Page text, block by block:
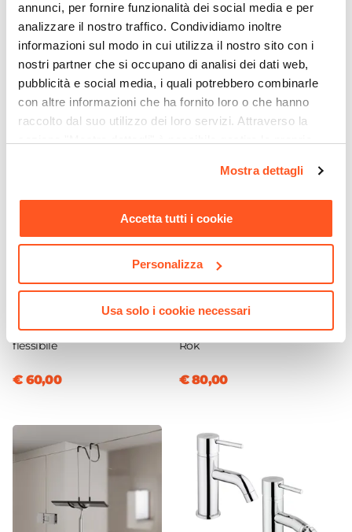
annunci, per fornire funzionalità dei social media e per
analizzare il nostro traffico. Condividiamo inoltre
informazioni sul modo in cui utilizza il nostro sito con i
nostri partner che si occupano di analisi dei dati web,
pubblicità e social media, i quali potrebbero combinarle
con altre informazioni che ha fornito loro o che hanno
raccolto dal suo utilizzo dei loro servizi. Attraverso la
momento. Per maggiori informazioni si invita a leggere la
Mostra dettagli
Accetta tutti i cookie
Personalizza
Usa solo i cookie necessari
Incasso Doccia
Marca
Jacuzzi - Rubinetteria
Serie
Flag
Colore
Azionamento
Leva monocomando
Attacchi
Materiale
Materiale Piastra
Ottone
Tipo Cartuccia
Ti suggeriamo anche
completo a muro soffione +
braccio + doccino e tubo
flessibile
€ 60,00
ultraslim riducibile
cappuccino effetto pietra -
Rok
€ 80,00